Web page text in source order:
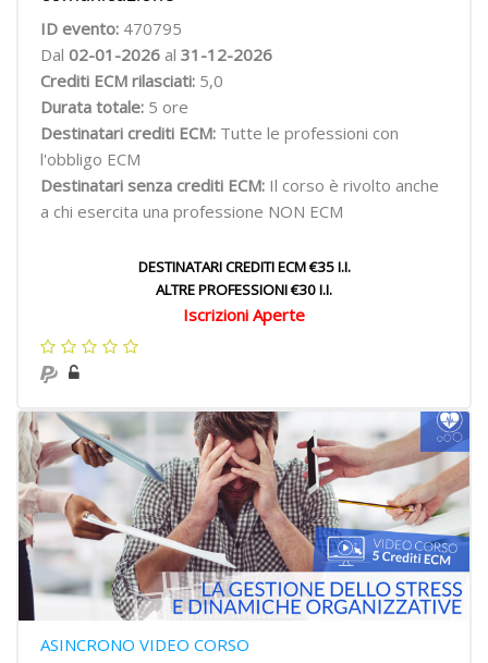
ID evento: 470795
Dal 02-01-2026 al 31-12-2026
Crediti ECM rilasciati: 5,0
Durata totale: 5 ore
Destinatari crediti ECM: Tutte le professioni con
l'obbligo ECM
Destinatari senza crediti ECM: Il corso è rivolto anche
a chi esercita una professione NON ECM
DESTINATARI CREDITI ECM €35 I.I.
ALTRE PROFESSIONI €30 I.I.
Iscrizioni Aperte
ASINCRONO VIDEO CORSO